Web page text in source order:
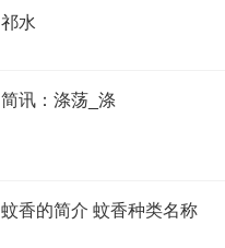
祁水
简讯：涤荡_涤
蚊香的简介 蚊香种类名称